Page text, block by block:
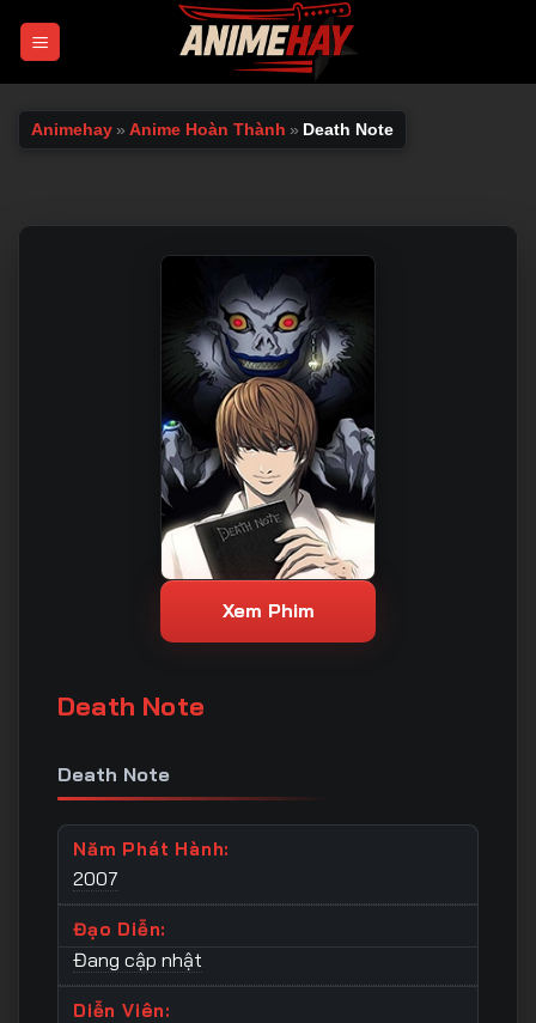
Animehay » Anime Hoàn Thành » Death Note
Xem Phim
Death Note
Death Note
Năm Phát Hành:
2007
Đạo Diễn:
Đang cập nhật
Diễn Viên: